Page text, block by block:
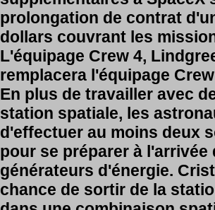
prolongation de contrat
dollars couvrant les
L'équipage Crew 4,
remplacera l'équipage
En plus de travailler avec
station spatiale, les
d'effectuer au moins deux
pour se préparer à
générateurs d'énergie.
chance de sortir de la